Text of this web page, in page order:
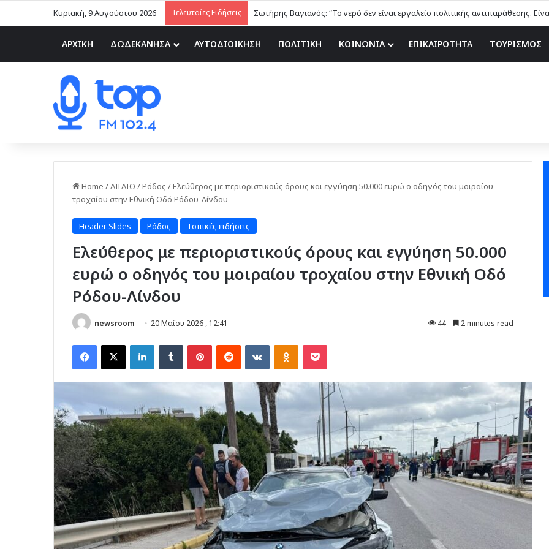
Κυριακή, 9 Αυγούστου 2026 Τελευταίες Ειδήσεις Σωτήρης Βαγιανός: “Το νερό δεν είναι εργαλείο πολιτικής αντιπαράθεσης.
ΑΡΧΙΚΗ ΔΩΔΕΚΑΝΗΣΑ ΑΥΤΟΔΙΟΙΚΗΣΗ ΠΟΛΙΤΙΚΗ ΚΟΙΝΩΝΙΑ ΕΠΙΚΑΙΡΟΤΗΤΑ ΤΟΥΡΙΣΜΟΣ
Home /ΑΙΓΑΙΟ /Ρόδος /Ελεύθερος με περιοριστικούς όρους και εγγύηση 50.000 ευρώ ο οδηγός του μοιραίου
τροχαίου στην Εθνική Οδό Ρόδου-Λίνδου
Header Slides Ρόδος Τοπικές ειδήσεις
Ελεύθερος με περιοριστικούς όρους και εγγύηση 50.000
ευρώ ο οδηγός του μοιραίου τροχαίου στην Εθνική Οδό
Ρόδου-Λίνδου
newsroom 20 Μαΐου 2026 , 12:41 44 2 minutes read
Facebook
X LinkedInTumblr PinterestReddit VKontakteOdnoklassniki
Pocket